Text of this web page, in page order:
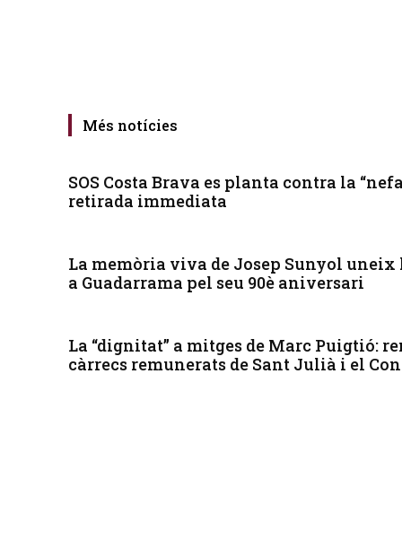
Més notícies
SOS Costa Brava es planta contra la
retirada immediata
La memòria viva de Josep Sunyol
a Guadarrama pel seu 90è aniversari
La “dignitat” a mitges de Marc Puigtió:
càrrecs remunerats de Sant Julià i el